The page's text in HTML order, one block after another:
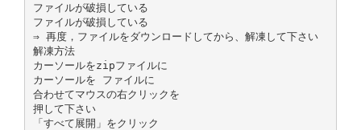
ファイルが破損している
ファイルが破損している
⇒ 再度，ファイルをダウンロードしてから、解凍して下さい
解凍方法
カーソールをzipファイルに
カーソールを ファイルに
合わせてマウスの右クリックを
押して下さい
「すべて展開」をクリック